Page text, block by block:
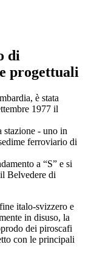
di
progettuali
è stata
1977 il
stazione - uno in
ferroviario di
a “S” e si
Belvedere di
italo‐svizzero e
in disuso, la
dei piroscafi
con le principali